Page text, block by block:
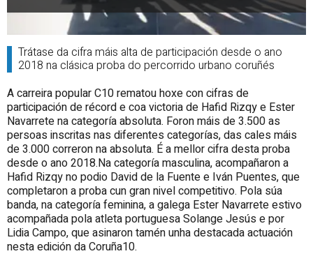
Trátase da cifra máis alta de participación desde o ano
2018 na clásica proba do percorrido urbano coruñés
A carreira popular C10 rematou hoxe con cifras de
participación de récord e coa victoria de Hafid Rizqy e Ester
Navarrete na categoría absoluta. Foron máis de 3.500 as
persoas inscritas nas diferentes categorías, das cales máis
de 3.000 correron na absoluta. É a mellor cifra desta proba
desde o ano 2018.Na categoría masculina, acompañaron a
Hafid Rizqy no podio David de la Fuente e Iván Puentes, que
completaron a proba cun gran nivel competitivo. Pola súa
banda, na categoría feminina, a galega Ester Navarrete estivo
acompañada pola atleta portuguesa Solange Jesús e por
Lidia Campo, que asinaron tamén unha destacada actuación
nesta edición da Coruña10.